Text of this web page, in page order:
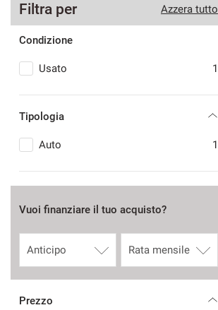
ACQUISTIAMO USATO
ASSISTENZA
CONTATTI
Azzera tutto
Filtra per
Condizione
Usato 1
Tipologia
Auto 1
Vuoi finanziare il tuo acquisto?
Prezzo
S tronic Business Advanced
/ mese